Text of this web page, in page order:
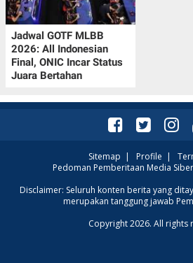
Jadwal GOTF MLBB
2026: All Indonesian
Final, ONIC Incar Status
Juara Bertahan
Sitemap | Profile |
Pedoman Pemberitaan Media Siber
Disclaimer: Seluruh konten berita yang
merupakan tanggung jawab
Copyright 2026. All rights